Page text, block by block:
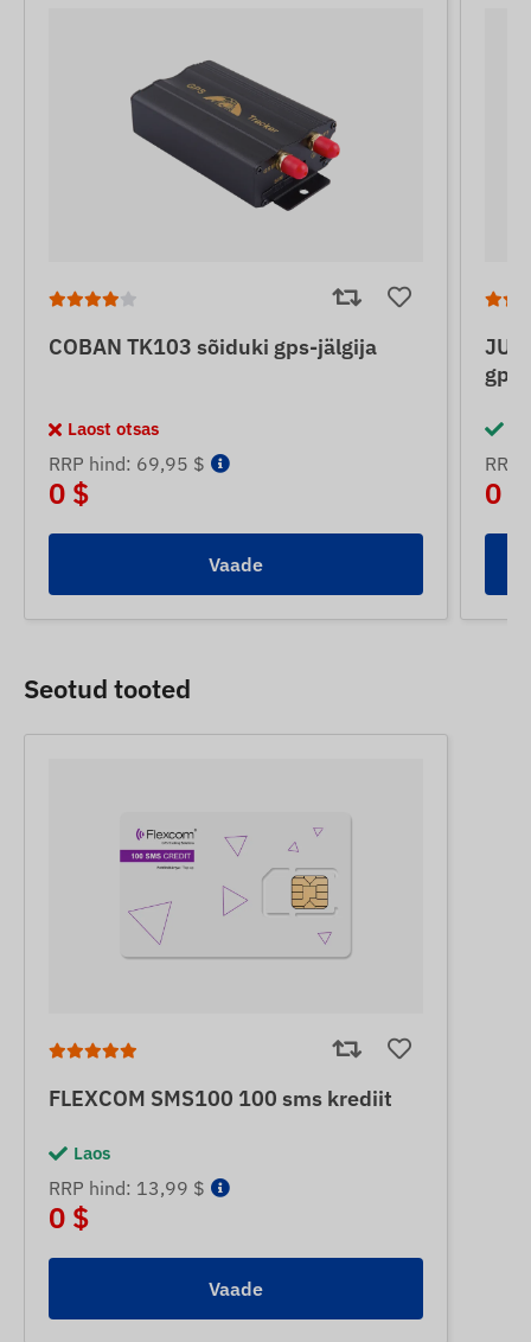
COBAN TK103 sõiduki gps-jälgija
Laost otsas
RRP hind: 69,95 $
0 $
Vaade
RRP
0 $
Seotud tooted
FLEXCOM SMS100 100 sms krediit
Laos
RRP hind: 13,99 $
0 $
Vaade